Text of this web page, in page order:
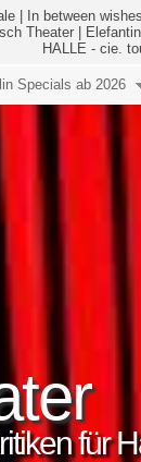
In between
Theater
HALLE - cie.
für
Specials ab 2026